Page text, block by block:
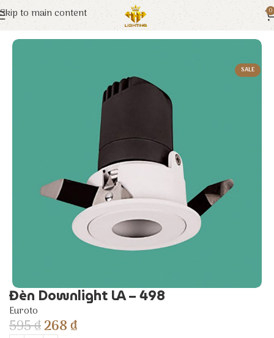
Skip to main content 0
Trang chủ Euroto Đèn LED
SALE
Đèn Downlight LA – 498
Euroto
595₫268₫